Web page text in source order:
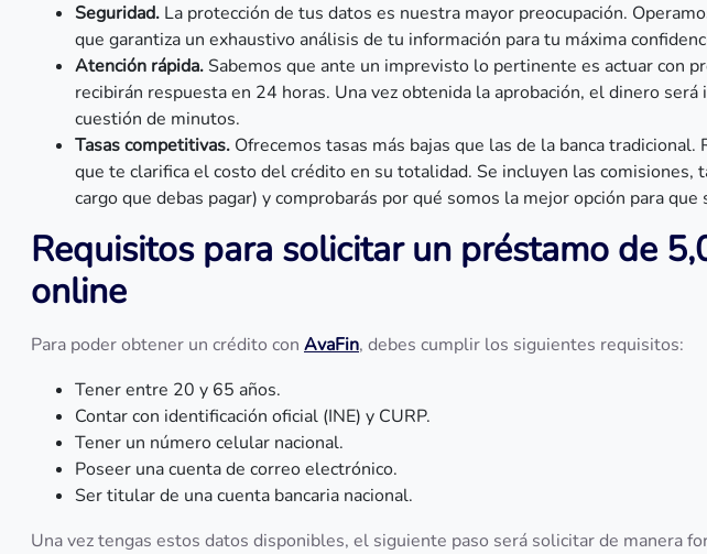
Seguridad. La protección de tus datos es nuestra mayor preocupación.
que garantiza un exhaustivo análisis de tu información para tu máxima
Atención rápida.Sabemos que ante un imprevisto lo pertinente es actuar con
recibirán respuesta en 24 horas. Una vez obtenida la aprobación, el dinero será
cuestión de minutos.
Tasas competitivas. Ofrecemos tasas más bajas que las de la banca
que te clarifica el costo del crédito en su totalidad. Se incluyen las comisiones,
cargo que debas pagar) y comprobarás por qué somos la mejor opción para
Requisitos para solicitar un préstamo de
online
Para poder obtener un crédito con AvaFin, debes cumplir los siguientes requisitos:
Tener entre 20 y 65 años.
Contar con identificación oficial (INE) y CURP.
Tener un número celular nacional.
Poseer una cuenta de correo electrónico.
Ser titular de una cuenta bancaria nacional.
Una vez tengas estos datos disponibles, el siguiente paso será solicitar de manera